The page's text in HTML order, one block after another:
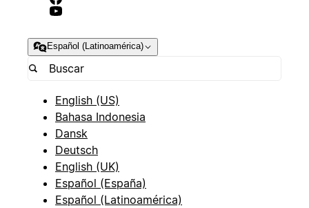
Español (Latinoamérica)
English (US)
Bahasa Indonesia
Dansk
Deutsch
English (UK)
Español (España)
Español (Latinoamérica)